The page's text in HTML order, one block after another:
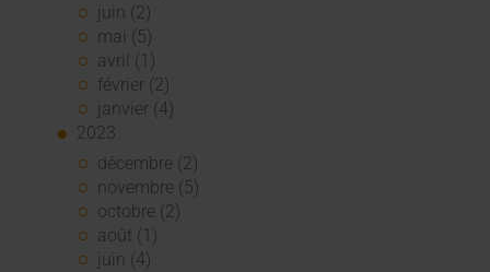
juin (2)
mai (5)
avril (1)
février (2)
janvier (4)
2023
décembre (2)
novembre (5)
octobre (2)
août (1)
juin (4)